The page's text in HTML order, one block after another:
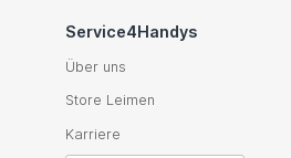
Service4Handys
Über uns
Store Leimen
Karriere